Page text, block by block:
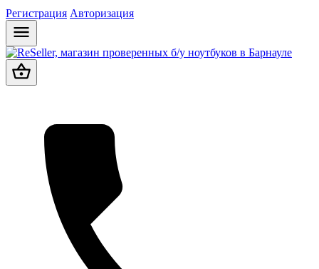
Регистрация Авторизация